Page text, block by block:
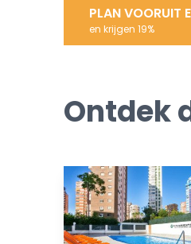
PLAN VOORUIT
en krijgen 19%
Ontdek